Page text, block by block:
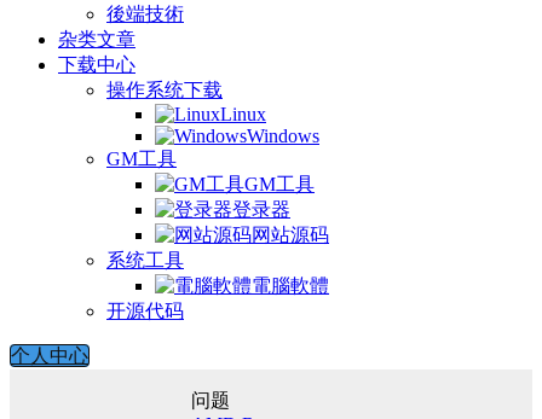
後端技術
杂类文章
下载中心
操作系统下载
Linux
Windows
GM工具
GM工具
登录器
网站源码
系统工具
電腦軟體
开源代码
个人中心
问题